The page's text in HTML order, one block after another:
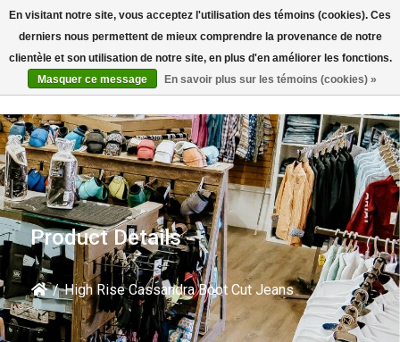
Rechercher
Product Details
/ High Rise Cassandra Boot Cut Jeans
En visitant notre site, vous acceptez l'utilisation des témoins (cookies). Ces
derniers nous permettent de mieux comprendre la provenance de notre
clientèle et son utilisation de notre site, en plus d'en améliorer les fonctions.
Masquer ce message
En savoir plus sur les témoins (cookies) »